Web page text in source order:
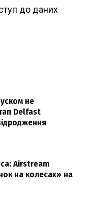
до даних
не
Delfast
Airstream
на колесах» на